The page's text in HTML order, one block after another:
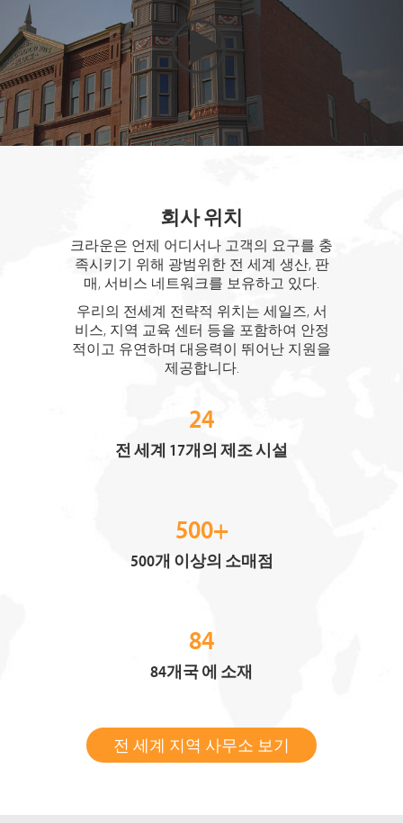
회사 위치
크라운은 언제 어디서나 고객의 요구를 충
족시키기 위해 광범위한 전 세계 생산, 판
매, 서비스 네트워크를 보유하고 있다.
우리의 전세계 전략적 위치는 세일즈, 서
비스, 지역 교육 센터 등을 포함하여 안정
적이고 유연하며 대응력이 뛰어난 지원을
제공합니다.
24
전 세계 17개의 제조 시설
500+
500개 이상의 소매점
84
84개국 에 소재
전 세계 지역 사무소 보기